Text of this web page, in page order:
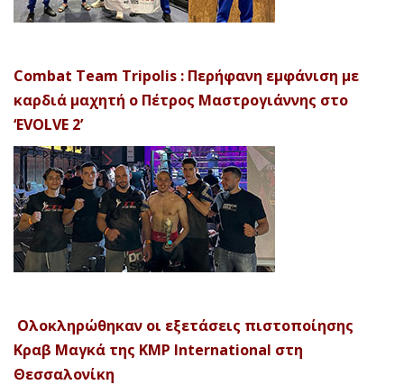
Combat Team Tripolis : Περήφανη εμφάνιση με
καρδιά μαχητή ο Πέτρος Μαστρογιάννης στο
‘EVOLVE 2’
Ολοκληρώθηκαν οι εξετάσεις πιστοποίησης
Κραβ Μαγκά της KMP International στη
Θεσσαλονίκη